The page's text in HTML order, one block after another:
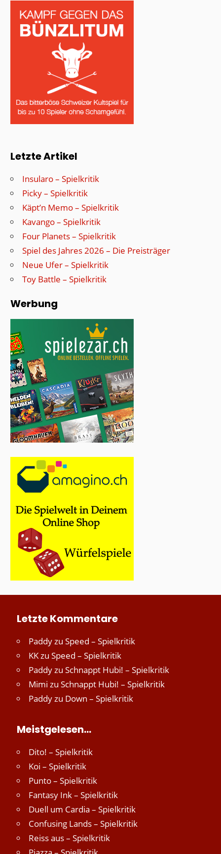
Letzte Artikel
Insularo – Spielkritik
Picky – Spielkritik
Käpt’n Memo – Spielkritik
Kavango – Spielkritik
Four Planets – Spielkritik
Spiel des Jahres 2026 – Die Preisträger
Neue Ufer – Spielkritik
Toy Battle – Spielkritik
Werbung
Letzte Kommentare
Paddyzu Speed – Spielkritik
KKzu Speed – Spielkritik
Paddyzu Schnappt Hubi! – Spielkritik
Mimi zu Schnappt Hubi! – Spielkritik
Paddyzu Down – Spielkritik
Meistgelesen…
Dito! – Spielkritik
Koi – Spielkritik
Punto – Spielkritik
Fantasy Ink – Spielkritik
Duell um Cardia – Spielkritik
Confusing Lands – Spielkritik
Reiss aus – Spielkritik